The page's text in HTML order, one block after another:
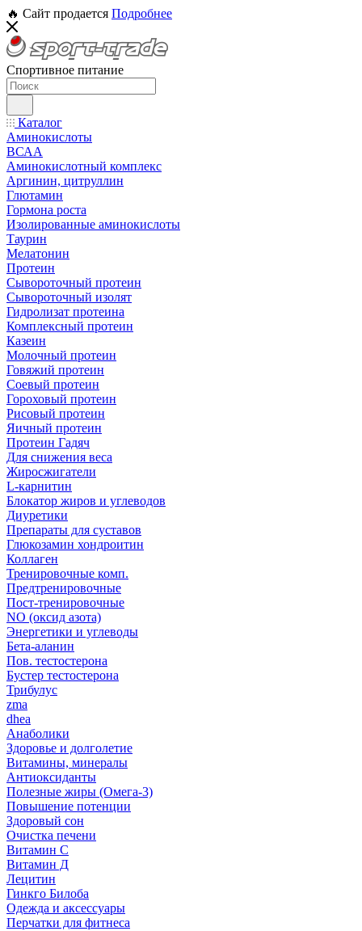
🔥 Сайт продается Подробнее
Спортивное питание
Каталог
Аминокислоты
ВСАА
Аминокислотный комплекс
Аргинин, цитруллин
Глютамин
Гормона роста
Изолированные аминокислоты
Таурин
Мелатонин
Протеин
Сывороточный протеин
Сывороточный изолят
Гидролизат протеина
Комплексный протеин
Казеин
Молочный протеин
Говяжий протеин
Соевый протеин
Гороховый протеин
Рисовый протеин
Яичный протеин
Протеин Гадяч
Для снижения веса
Жиросжигатели
L-карнитин
Блокатор жиров и углеводов
Диуретики
Препараты для суставов
Глюкозамин хондроитин
Коллаген
Тренировочные комп.
Предтренировочные
Пост-тренировочные
NO (оксид азота)
Энергетики и углеводы
Бета-аланин
Пов. тестостерона
Бустер тестостерона
Трибулус
zma
dhea
Анаболики
Здоровье и долголетие
Витамины, минералы
Антиоксиданты
Полезные жиры (Омега-3)
Повышение потенции
Здоровый сон
Очистка печени
Витамин С
Витамин Д
Лецитин
Гинкго Билоба
Одежда и аксессуары
Перчатки для фитнеса